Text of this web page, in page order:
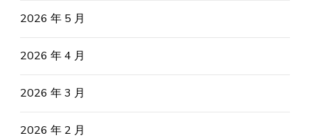
2026 年 5 月
2026 年 4 月
2026 年 3 月
2026 年 2 月